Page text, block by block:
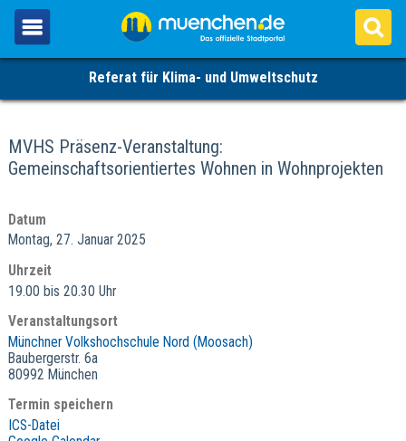
Referat für Klima- und Umweltschutz
MVHS Präsenz-Veranstaltung:
Gemeinschaftsorientiertes Wohnen in Wohnprojekten
Datum
Montag, 27. Januar 2025
Uhrzeit
19.00 bis 20.30 Uhr
Veranstaltungsort
Münchner Volkshochschule Nord (Moosach)
Baubergerstr. 6a
80992 München
Termin speichern
ICS-Datei